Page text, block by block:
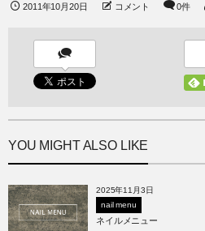
2011年10月20日 コメント 0件
YOU MIGHT ALSO LIKE
2025年11月3日
nail menu
ネイルメニュー